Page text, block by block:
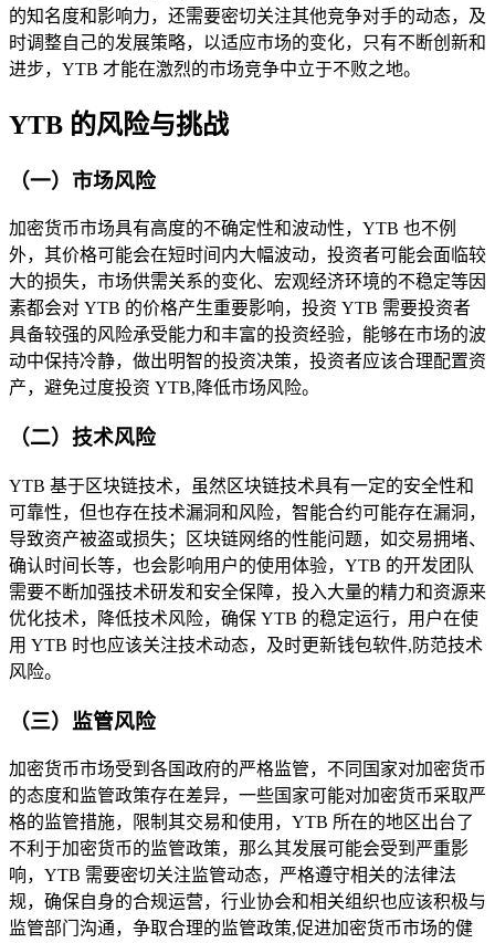
的知名度和影响力，还需要密切关注其他竞争对手的动态，及
时调整自己的发展策略，以适应市场的变化，只有不断创新和
进步，YTB 才能在激烈的市场竞争中立于不败之地。
YTB 的风险与挑战
（一）市场风险
加密货币市场具有高度的不确定性和波动性，YTB 也不例
外，其价格可能会在短时间内大幅波动，投资者可能会面临较
大的损失，市场供需关系的变化、宏观经济环境的不稳定等因
素都会对 YTB 的价格产生重要影响，投资 YTB 需要投资者
具备较强的风险承受能力和丰富的投资经验，能够在市场的波
动中保持冷静，做出明智的投资决策，投资者应该合理配置资
产，避免过度投资 YTB,降低市场风险。
（二）技术风险
YTB 基于区块链技术，虽然区块链技术具有一定的安全性和
可靠性，但也存在技术漏洞和风险，智能合约可能存在漏洞，
导致资产被盗或损失；区块链网络的性能问题，如交易拥堵、
确认时间长等，也会影响用户的使用体验，YTB 的开发团队
需要不断加强技术研发和安全保障，投入大量的精力和资源来
优化技术，降低技术风险，确保 YTB 的稳定运行，用户在使
用 YTB 时也应该关注技术动态，及时更新钱包软件,防范技术
风险。
（三）监管风险
加密货币市场受到各国政府的严格监管，不同国家对加密货币
的态度和监管政策存在差异，一些国家可能对加密货币采取严
格的监管措施，限制其交易和使用，YTB 所在的地区出台了
不利于加密货币的监管政策，那么其发展可能会受到严重影
响，YTB 需要密切关注监管动态，严格遵守相关的法律法
规，确保自身的合规运营，行业协会和相关组织也应该积极与
监管部门沟通，争取合理的监管政策,促进加密货币市场的健